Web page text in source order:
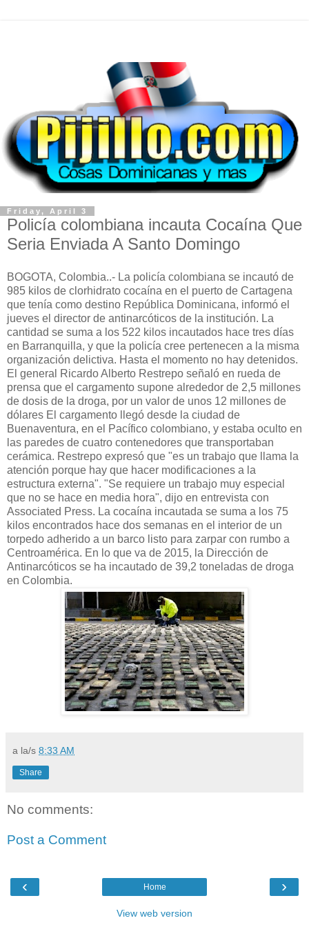
Friday, April 3
Policía colombiana incauta Cocaína Que
Seria Enviada A Santo Domingo
BOGOTA, Colombia..- La policía colombiana se incautó de
985 kilos de clorhidrato cocaína en el puerto de Cartagena
que tenía como destino República Dominicana, informó el
jueves el director de antinarcóticos de la institución. La
cantidad se suma a los 522 kilos incautados hace tres días
en Barranquilla, y que la policía cree pertenecen a la misma
organización delictiva. Hasta el momento no hay detenidos.
El general Ricardo Alberto Restrepo señaló en rueda de
prensa que el cargamento supone alrededor de 2,5 millones
de dosis de la droga, por un valor de unos 12 millones de
dólares El cargamento llegó desde la ciudad de
Buenaventura, en el Pacífico colombiano, y estaba oculto en
las paredes de cuatro contenedores que transportaban
cerámica. Restrepo expresó que "es un trabajo que llama la
atención porque hay que hacer modificaciones a la
estructura externa". "Se requiere un trabajo muy especial
que no se hace en media hora", dijo en entrevista con
Associated Press. La cocaína incautada se suma a los 75
kilos encontrados hace dos semanas en el interior de un
torpedo adherido a un barco listo para zarpar con rumbo a
Centroamérica. En lo que va de 2015, la Dirección de
Antinarcóticos se ha incautado de 39,2 toneladas de droga
en Colombia.
a la/s 8:33 AM
Share
No comments:
Post a Comment
‹ ›
Home
View web version